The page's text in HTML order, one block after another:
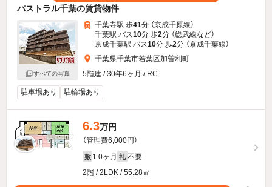
パストラル千葉の賃貸物件
すべての写真
千葉寺駅 歩41分 （京成千原線）
千葉駅 バス10分 歩2分 （総武線など）
京成千葉駅 バス10分 歩2分 （京成千葉線）
千葉県千葉市若葉区加曽利町
5階建 / 30年6ヶ月 / RC
駐車場あり 駐輪場あり
6.3万円
（管理費6,000円）
敷 1.0ヶ月 礼 不要
2階 / 2LDK / 55.28㎡